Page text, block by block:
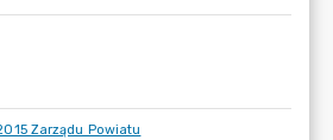
Zarządu Powiatu